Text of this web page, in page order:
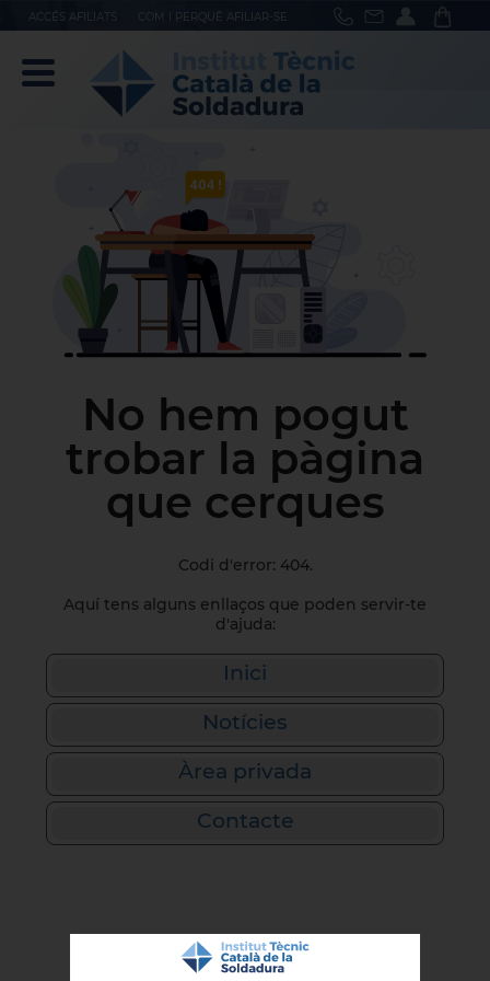
ACCÉS AFILIATS COM I PERQUÈ AFILIAR-SE
No hem pogut
trobar la pàgina
que cerques
Codi d'error: 404.
Aquí tens alguns enllaços que poden servir-te
d'ajuda:
Inici
Notícies
Àrea privada
Contacte